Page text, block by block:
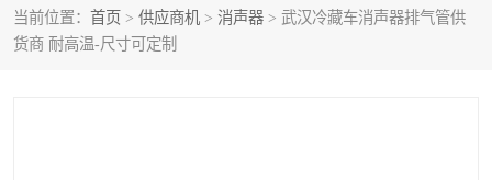
当前位置： 首页 > 供应商机 > 消声器 > 武汉冷藏车消声器排气管供
货商 耐高温-尺寸可定制